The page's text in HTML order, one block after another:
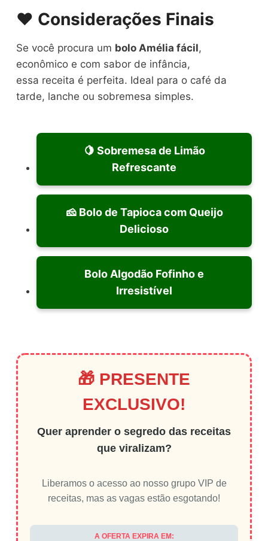
❤️ Considerações Finais
Se você procura um bolo Amélia fácil,
econômico e com sabor de infância,
essa receita é perfeita. Ideal para o café da
tarde, lanche ou sobremesa simples.
🍋 Sobremesa de Limão
Refrescante
🧀 Bolo de Tapioca com Queijo
Delicioso
Bolo Algodão Fofinho e
Irresistível
🎁 PRESENTE
EXCLUSIVO!
Quer aprender o segredo das receitas
que viralizam?
Liberamos o acesso ao nosso grupo VIP de
receitas, mas as vagas estão esgotando!
A OFERTA EXPIRA EM: